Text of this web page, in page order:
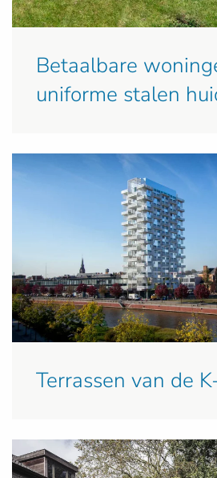
Betaalbare
uniforme stalen
Terrassen van de